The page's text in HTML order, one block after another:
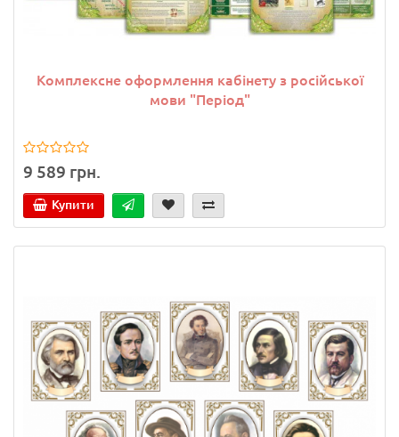
Комплексне оформлення кабінету з російської
мови "Період"
9 589 грн.
Купити